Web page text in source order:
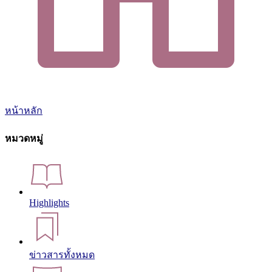
หน้าหลัก
หมวดหมู่
Highlights
ข่าวสารทั้งหมด